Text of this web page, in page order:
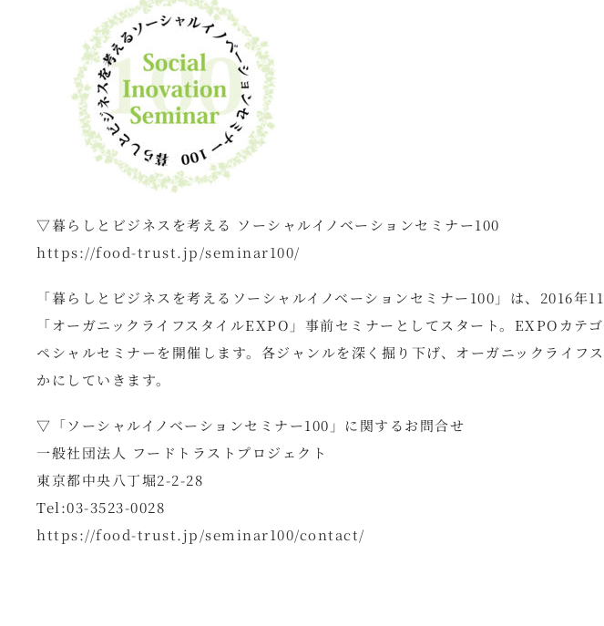
▽暮らしとビジネスを考える ソーシャルイノベーションセミナー100
https://food-trust.jp/seminar100/
「暮らしとビジネスを考えるソーシャルイノベーションセミナー100」は、2016年
「オーガニックライフスタイルEXPO」事前セミナーとしてスタート。EXPOカテ
ペシャルセミナーを開催します。各ジャンルを深く掘り下げ、オーガニックライフ
かにしていきます。
▽「ソーシャルイノベーションセミナー100」に関するお問合せ
一般社団法人 フードトラストプロジェクト
東京都中央八丁堀2-2-28
Tel:03-3523-0028
https://food-trust.jp/seminar100/contact/